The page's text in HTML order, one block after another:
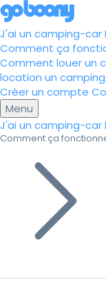
J'ai un camping-car
Comment ça
Comment louer un
location un
Créer un compte
Menu
J'ai un camping-car
Comment ça